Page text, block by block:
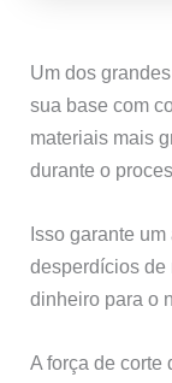
Um dos
sua base com
materiais mais
durante o
Isso garante
desperdícios de
dinheiro para o
A força de corte